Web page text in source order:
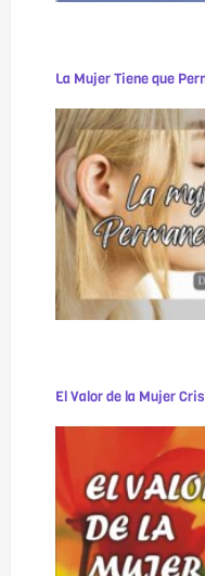
La Mujer Tiene que
El Valor de la Mujer